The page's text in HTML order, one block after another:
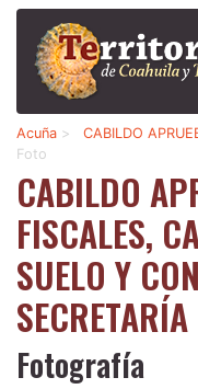
Acuña > CABILDO
Foto
CABILDO
FISCALES,
SUELO Y
Fotografía